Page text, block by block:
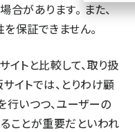
があります。 また、
保証できません。
トと比較して、取り扱
イトでは、とりわけ顧
行いつつ、ユーザーの
ことが重要だといわれ